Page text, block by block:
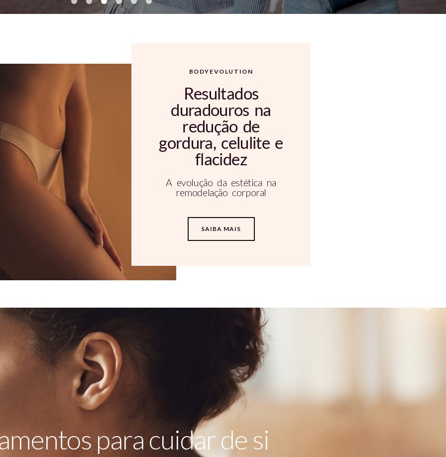
BODYEVOLUTION
Resultados
duradouros na
redução de
gordura, celulite e
flacidez
A evolução da estética na
remodelação corporal
SAIBA MAIS
para cuidar de si